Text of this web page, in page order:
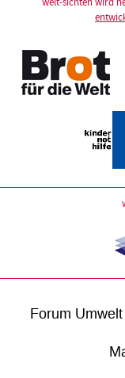
welt-sichten wird
Forum